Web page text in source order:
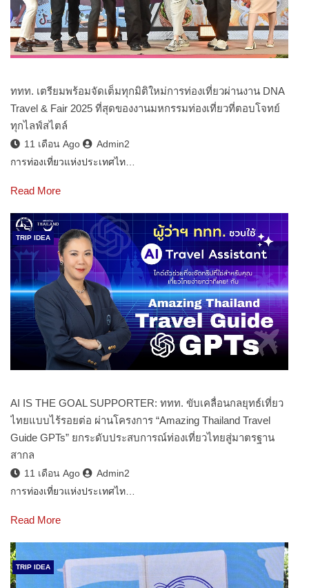
ททท. เตรียมพร้อมจัดเต็มทุกมิติใหม่การท่องเที่ยวผ่านงาน DNA
Travel & Fair 2025 ที่สุดของงานมหกรรมท่องเที่ยวที่ตอบโจทย์
ทุกไลฟ์สไตล์
11 เดือน Ago
Admin2
การท่องเที่ยวแห่งประเทศไท…
Read More
TRIP IDEA
AI IS THE GOAL SUPPORTER: ททท. ขับเคลื่อนกลยุทธ์เที่ยว
ไทยแบบไร้รอยต่อ ผ่านโครงการ “Amazing Thailand Travel
Guide GPTs” ยกระดับประสบการณ์ท่องเที่ยวไทยสู่มาตรฐาน
สากล
11 เดือน Ago
Admin2
การท่องเที่ยวแห่งประเทศไท…
Read More
TRIP IDEA